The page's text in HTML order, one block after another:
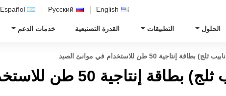
English
Русский
Español
الحلول التطبيقات القدرة التصنيعية خدمات الدعم
إنتاجية 50 طن للاستخدام في موانئ الصيد
50 طن للاستخدام في موانئ الصيد